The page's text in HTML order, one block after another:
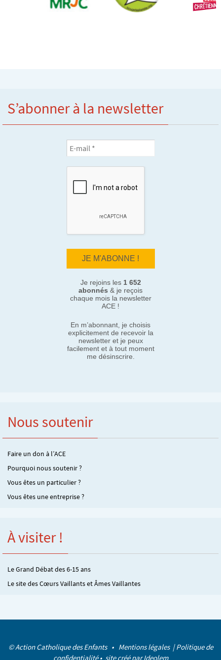
S’abonner à la newsletter
Je rejoins les 1 652
abonnés & je reçois
chaque mois la newsletter
ACE !
En m’abonnant, je choisis
explicitement de recevoir la
newsletter et je peux
facilement et à tout moment
me désinscrire.
Nous soutenir
Faire un don à l’ACE
Pourquoi nous soutenir ?
Vous êtes un particulier ?
Vous êtes une entreprise ?
À visiter !
Le Grand Débat des 6-15 ans
Le site des Cœurs Vaillants et Âmes Vaillantes
© Action Catholique des Enfants • Mentions légales |Politique de
confidentialité• site créé parIdeolem